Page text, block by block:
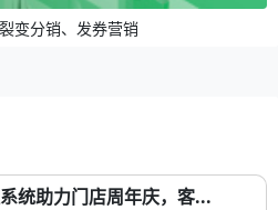
变分销、发券营销
统助力门店周年庆，客...